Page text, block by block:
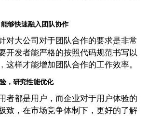
够快速融入团队协作
大公司对于团队合作的要求是非常
开发者能严格的按照代码规范书写以
这样才能增加团队合作的工作效率。
，研究性能优化
都是用户，而企业对于用户体验的
致，在市场竞争体制下，更好的了解